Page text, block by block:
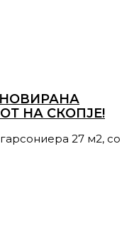
НА СКОПЈЕ!
27 м2, со